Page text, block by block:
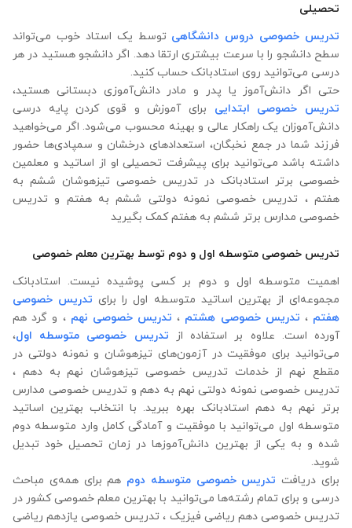
تحصیلی
تدریس خصوصی دروس دانشگاهیتوسط یک استاد خوب می‌تواند
سطح دانشجو را با سرعت بیشتری ارتقا دهد. اگر دانشجو هستید در هر
درسی می‌توانید روی استادبانک حساب کنید.
حتی اگر دانش‌آموز یا پدر و مادر دانش‌آموزی دبستانی هستید،
تدریس خصوصی ابتدایی برای آموزش و قوی کردن پایه درسی
دانش‌آموزان یک راهکار عالی و بهینه محسوب می‌شود. اگر می‌خواهید
فرزند شما در جمع نخبگان، استعدادهای درخشان و سمپادی‌ها حضور
داشته باشد می‌توانید برای پیشرفت تحصیلی او از اساتید و معلمین
خصوصی برتر استادبانک در تدریس خصوصی تیزهوشان ششم به
هفتم ، تدریس خصوصی نمونه دولتی ششم به هفتم و تدریس
خصوصی مدارس برتر ششم به هفتم کمک بگیرید
تدریس خصوصی متوسطه اول و دوم توسط بهترین معلم خصوصی
اهمیت متوسطه اول و دوم بر کسی پوشیده نیست. استادبانک
مجموعه‌ای از بهترین اساتید متوسطه اول را برای تدریس خصوصی
هفتم، تدریس خصوصی هشتم ، تدریس خصوصی نهم، و گرد هم
آورده است. علاوه ‌بر استفاده از تدریس خصوصی متوسطه اول،
می‌توانید برای موفقیت در آزمون‌های تیزهوشان و نمونه دولتی در
مقطع نهم از خدمات تدریس خصوصی تیزهوشان نهم به دهم ،
تدریس خصوصی نمونه دولتی نهم به دهم و تدریس خصوصی مدارس
برتر نهم به دهم استادبانک بهره‌ ببرید. با انتخاب بهترین اساتید
متوسطه اول می‌توانید با موفقیت و آمادگی کامل وارد متوسطه دوم
شده و به یکی از بهترین دانش‌آموزها در زمان تحصیل خود تبدیل
شوید.
برای دریافت تدریس خصوصی متوسطه دوم هم برای همه‌ی مباحث
درسی و برای تمام رشته‌ها می‌‌‌‌‌‌توانید با بهترین معلم خصوصی کشور در
تدریس خصوصی دهم ریاضی فیزیک ، تدریس خصوصی یازدهم ریاضی